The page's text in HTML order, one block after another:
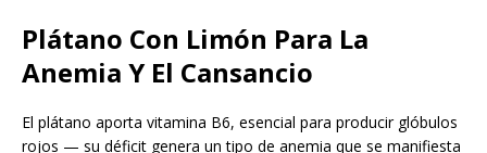
Plátano Con Limón Para La
Anemia Y El Cansancio
El plátano aporta vitamina B6, esencial para producir glóbulos
rojos — su déficit genera un tipo de anemia que se manifiesta